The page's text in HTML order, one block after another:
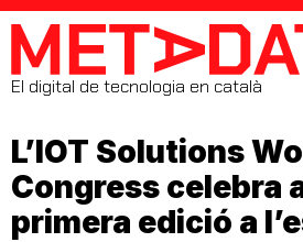
MetaData
El digital de tecnologia en català
L’IOT Solutions
Congress celebra
primera edició a